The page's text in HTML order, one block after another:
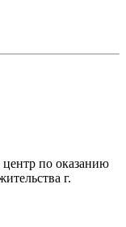
по оказанию
г.